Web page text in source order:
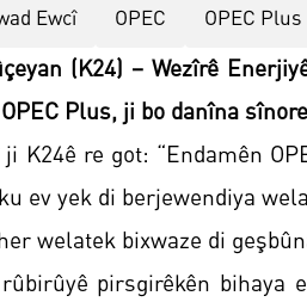
Ewcî OPEC OPEC Plus
(K24) – Wezîrê
Plus, ji bo danîna
K24ê re got: “Endamên
ev yek di berjewendiya
welatek bixwaze di
pirsgirêkên bihaya